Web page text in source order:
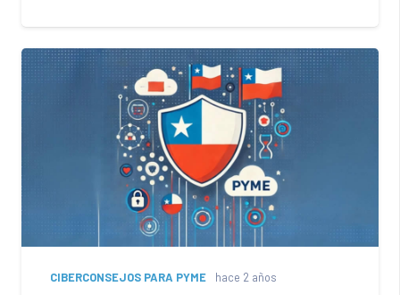
CIBERCONSEJOS PARA PYME hace 2 años